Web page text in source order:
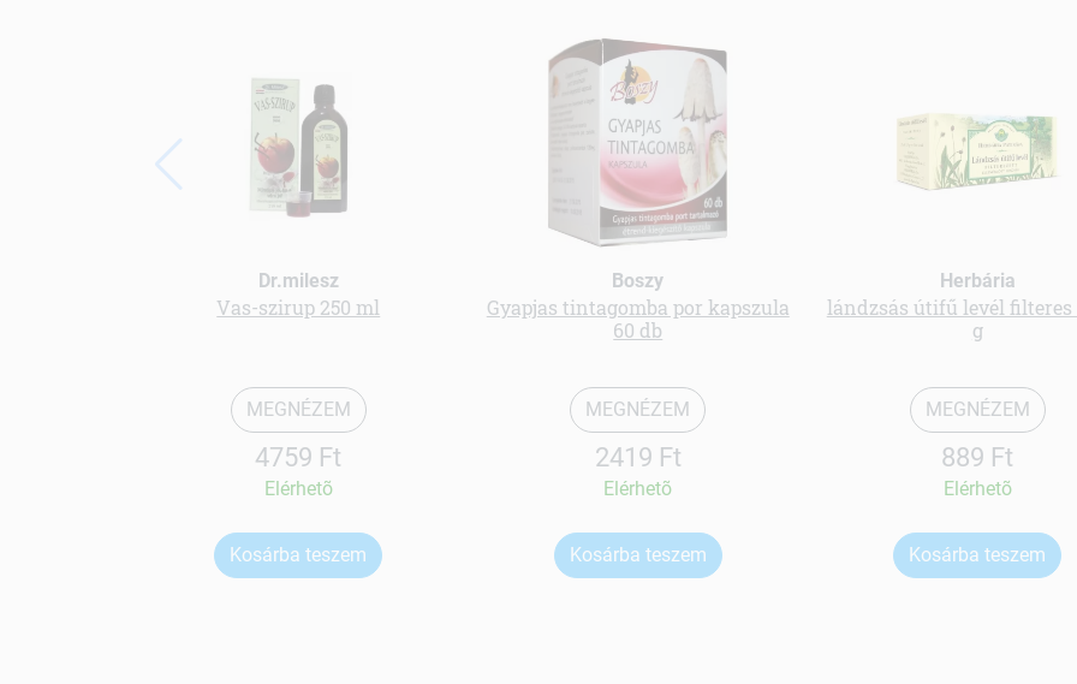
Dr.milesz
Vas-szirup 250 ml
MEGNÉZEM
4759 Ft
Elérhetõ
Kosárba teszem
Boszy
Gyapjas tintagomba por kapszula
60 db
MEGNÉZEM
2419 Ft
Elérhetõ
Kosárba teszem
Herbária
lándzsás útifű levél filteres
g
MEGNÉZEM
889 Ft
Elérhetõ
Kosárba teszem